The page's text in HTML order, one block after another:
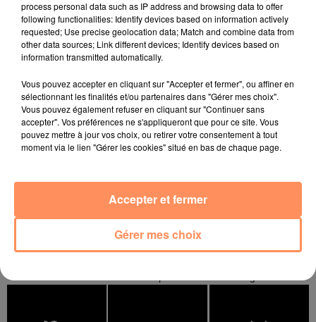
Bélier Taureau Gémeaux
process personal data such as IP address and browsing data to offer
following functionalities: Identify devices based on information actively
requested; Use precise geolocation data; Match and combine data from
other data sources; Link different devices; Identify devices based on
information transmitted automatically.
Vous pouvez accepter en cliquant sur "Accepter et fermer", ou affiner en
sélectionnant les finalités et/ou partenaires dans "Gérer mes choix".
Vous pouvez également refuser en cliquant sur "Continuer sans
accepter". Vos préférences ne s'appliqueront que pour ce site. Vous
pouvez mettre à jour vos choix, ou retirer votre consentement à tout
moment via le lien "Gérer les cookies" situé en bas de chaque page.
Gérer mes choix
Accepter et fermer